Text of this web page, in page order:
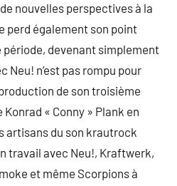
nouvelles perspectives à la
perd également son point
période, devenant simplement
Neu! n’est pas rompu pour
de son troisième
« Conny » Plank en
artisans du son krautrock
travail avec Neu!, Kraftwerk,
et même Scorpions à